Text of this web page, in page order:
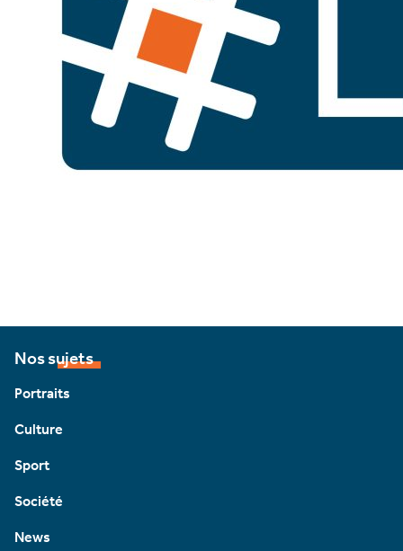
Nos sujets
Portraits
Culture
Sport
Société
News